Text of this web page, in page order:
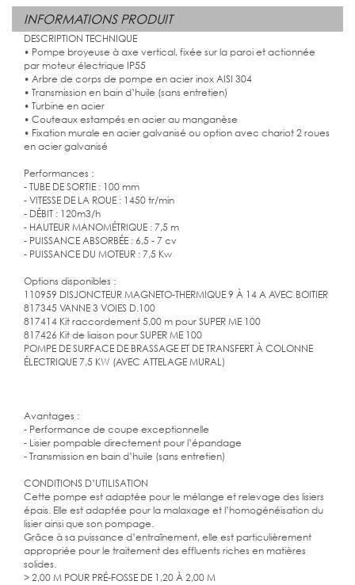
INFORMATIONS PRODUIT
DESCRIPTION TECHNIQUE
• Pompe broyeuse à axe vertical, fixée sur la paroi et actionnée
par moteur électrique IP55
• Arbre de corps de pompe en acier inox AISI 304
• Transmission en bain d’huile (sans entretien)
• Turbine en acier
• Couteaux estampés en acier au manganèse
• Fixation murale en acier galvanisé ou option avec chariot 2 roues
en acier galvanisé
Performances :
- TUBE DE SORTIE : 100 mm
- VITESSE DE LA ROUE : 1450 tr/min
- DÉBIT : 120m3/h
- HAUTEUR MANOMÉTRIQUE : 7,5 m
- PUISSANCE ABSORBÉE : 6,5 - 7 cv
- PUISSANCE DU MOTEUR : 7,5 Kw
Options disponibles :
110959 DISJONCTEUR MAGNETO-THERMIQUE 9 À 14 A AVEC BOITIER
817345 VANNE 3 VOIES D.100
817414 Kit raccordement 5,00 m pour SUPER ME 100
817426 Kit de liaison pour SUPER ME 100
POMPE DE SURFACE DE BRASSAGE ET DE TRANSFERT À COLONNE
ÉLECTRIQUE 7,5 KW (AVEC ATTELAGE MURAL)
Avantages :
- Performance de coupe exceptionnelle
- Lisier pompable directement pour l’épandage
- Transmission en bain d’huile (sans entretien)
CONDITIONS D’UTILISATION
Cette pompe est adaptée pour le mélange et relevage des lisiers
épais. Elle est adaptée pour la malaxage et l’homogénéisation du
lisier ainsi que son pompage.
Grâce à sa puissance d’entraînement, elle est particulièrement
appropriée pour le traitement des effluents riches en matières
solides.
> 2,00 M POUR PRÉ-FOSSE DE 1,20 À 2,00 M